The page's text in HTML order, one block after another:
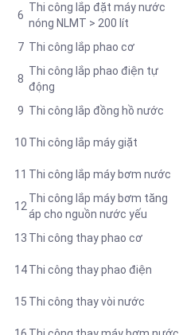
6
Thi công lắp đặt máy nước
nóng NLMT > 200 lít
7 Thi công lắp phao cơ
8
Thi công lắp phao điện tự
động
9 Thi công lắp đồng hồ nước
10 Thi công lắp máy giặt
11 Thi công lắp máy bơm nước
12
Thi công lắp máy bơm tăng
áp cho nguồn nước yếu
13 Thi công thayphao cơ
14 Thi công thay phao điện
15 Thi công thay vòi nước